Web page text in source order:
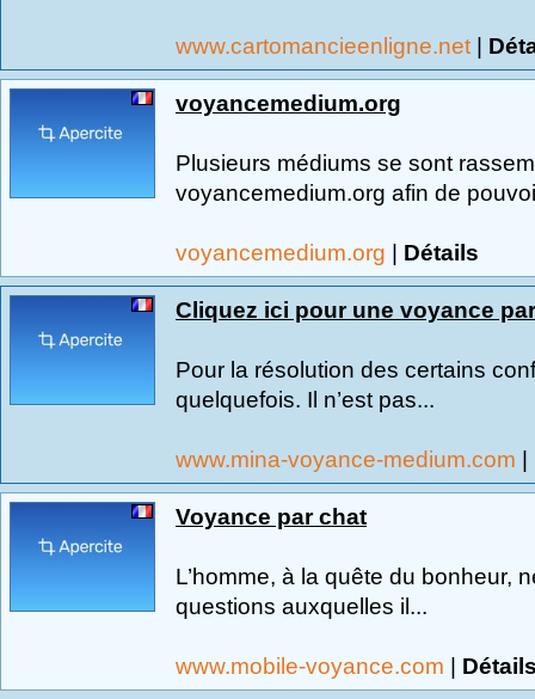
www.cartomancieenligne.net |
voyancemedium.org
Plusieurs médiums se sont
voyancemedium.org afin de
voyancemedium.org | Détails
Cliquez ici pour une voyance
Pour la résolution des certains
quelquefois. Il n’est pas...
www.mina-voyance-medium.com |
Voyance par chat
L’homme, à la quête du bonheur,
questions auxquelles il...
www.mobile-voyance.com |